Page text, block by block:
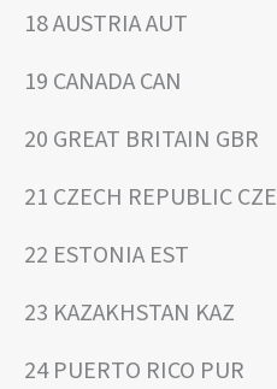
18 AUSTRIA AUT
19 CANADA CAN
20 GREAT BRITAIN GBR
21 CZECH REPUBLIC CZE
22 ESTONIA EST
23 KAZAKHSTAN KAZ
24 PUERTO RICO PUR